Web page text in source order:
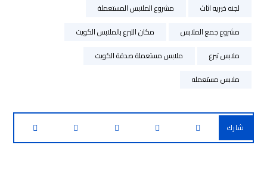
لجنه خيريه اثاث
مشروع الملابس المستعملة
مشروع جمع الملابس
مكان التبرع بالملابس الكويت
ملابس تبرع
ملابس مستعملة صدقة الكويت
ملابس مستعمله